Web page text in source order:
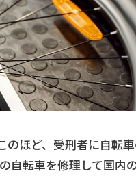
ほど、受刑者に自転
自転車を修理して国内